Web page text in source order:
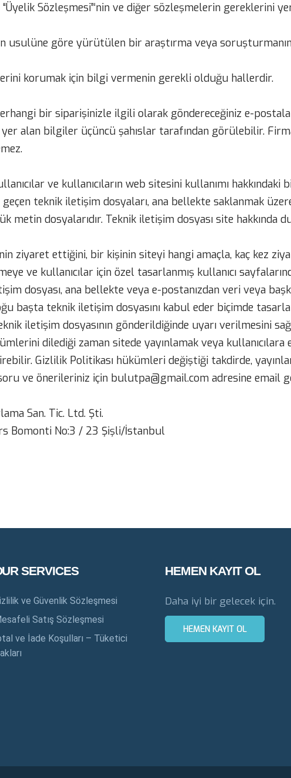
“Üyelik Sözleşmesi”‘nin ve diğer sözleşmelerin gereklerini
usulüne göre yürütülen bir araştırma veya
korumak için bilgi vermenin gerekli olduğu hallerdir.
bir siparişinizle ilgili olarak göndereceğiniz e-
alan bilgiler üçüncü şahıslar tarafından görülebilir.
ve kullanıcıların web sitesini kullanımı
teknik iletişim dosyaları, ana bellekte saklanmak
metin dosyalarıdır. Teknik iletişim dosyası site
ziyaret ettiğini, bir kişinin siteyi hangi amaçla, kaç kez
ve kullanıcılar için özel tasarlanmış kullanıcı
dosyası, ana bellekte veya e-postanızdan veri veya
başta teknik iletişim dosyasını kabul eder biçimde
iletişim dosyasının gönderildiğinde uyarı verilmesini
dilediği zaman sitede yayınlamak veya
Gizlilik Politikası hükümleri değiştiği takdirde,
ve önerileriniz için bulutpa@gmail.com adresine email
San. Tic. Ltd. Şti.
Bomonti No:3 / 23 Şişli/İstanbul
SERVICES
ve Güvenlik Sözleşmesi
Satış Sözleşmesi
ve İade Koşulları – Tüketici
HEMEN KAYIT OL
Daha iyi bir gelecek için.
HEMEN KAYIT OL